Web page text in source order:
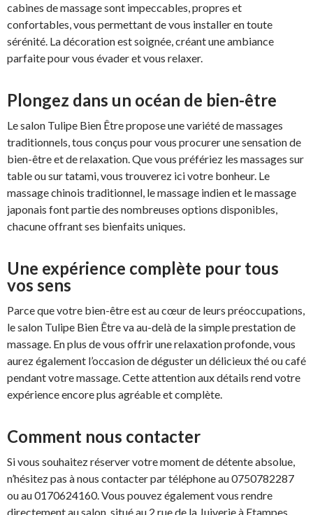
cabines de massage sont impeccables, propres et
confortables, vous permettant de vous installer en toute
sérénité. La décoration est soignée, créant une ambiance
parfaite pour vous évader et vous relaxer.
Plongez dans un océan de bien-être
Le salon Tulipe Bien Être propose une variété de massages
traditionnels, tous conçus pour vous procurer une sensation de
bien-être et de relaxation. Que vous préfériez les massages sur
table ou sur tatami, vous trouverez ici votre bonheur. Le
massage chinois traditionnel, le massage indien et le massage
japonais font partie des nombreuses options disponibles,
chacune offrant ses bienfaits uniques.
Une expérience complète pour tous
vos sens
Parce que votre bien-être est au cœur de leurs préoccupations,
le salon Tulipe Bien Être va au-delà de la simple prestation de
massage. En plus de vous offrir une relaxation profonde, vous
aurez également l’occasion de déguster un délicieux thé ou café
pendant votre massage. Cette attention aux détails rend votre
expérience encore plus agréable et complète.
Comment nous contacter
Si vous souhaitez réserver votre moment de détente absolue,
n’hésitez pas à nous contacter par téléphone au 0750782287
ou au 0170624160. Vous pouvez également vous rendre
directement au salon, situé au 2 rue de la Juiverie à Etampes.